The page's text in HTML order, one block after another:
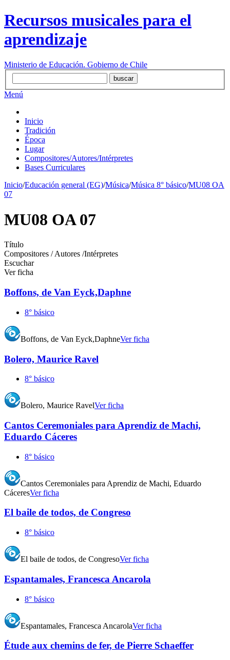
Recursos musicales para el
aprendizaje
Ministerio de Educación. Gobierno de Chile
Menú
Inicio
Tradición
Época
Lugar
Compositores/Autores/Intérpretes
Bases Curriculares
Inicio/Educación general (EG)/Música/Música 8° básico/MU08 OA
07
MU08 OA 07
Título
Compositores / Autores /Intérpretes
Escuchar
Ver ficha
Boffons, de Van Eyck,Daphne
8° básico
Boffons, de Van Eyck,DaphneVer ficha
Bolero, Maurice Ravel
8° básico
Bolero, Maurice RavelVer ficha
Cantos Ceremoniales para Aprendiz de Machi,
Eduardo Cáceres
8° básico
Cantos Ceremoniales para Aprendiz de Machi, Eduardo
CáceresVer ficha
El baile de todos, de Congreso
8° básico
El baile de todos, de CongresoVer ficha
Espantamales, Francesca Ancarola
8° básico
Espantamales, Francesca AncarolaVer ficha
Étude aux chemins de fer, de Pierre Schaeffer